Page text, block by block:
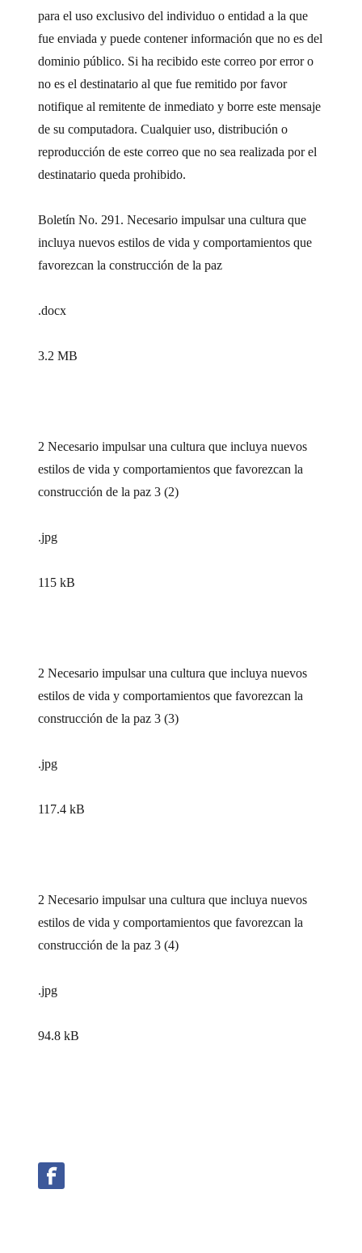
para el uso exclusivo del individuo o entidad a la que
fue enviada y puede contener información que no es del
dominio público. Si ha recibido este correo por error o
no es el destinatario al que fue remitido por favor
notifique al remitente de inmediato y borre este mensaje
de su computadora. Cualquier uso, distribución o
reproducción de este correo que no sea realizada por el
destinatario queda prohibido.
Boletín No. 291. Necesario impulsar una cultura que
incluya nuevos estilos de vida y comportamientos que
favorezcan la construcción de la paz
.docx
3.2 MB
2 Necesario impulsar una cultura que incluya nuevos
estilos de vida y comportamientos que favorezcan la
construcción de la paz 3 (2)
.jpg
115 kB
2 Necesario impulsar una cultura que incluya nuevos
estilos de vida y comportamientos que favorezcan la
construcción de la paz 3 (3)
.jpg
117.4 kB
2 Necesario impulsar una cultura que incluya nuevos
estilos de vida y comportamientos que favorezcan la
construcción de la paz 3 (4)
.jpg
94.8 kB